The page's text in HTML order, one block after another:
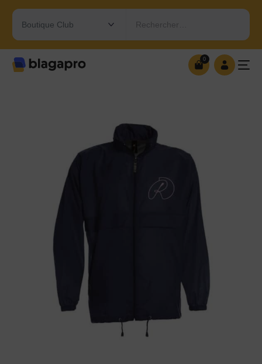
Rechercher…
0